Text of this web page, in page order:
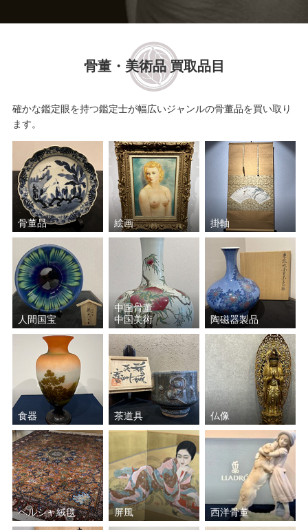
骨董・美術品 買取品目
確かな鑑定眼を持つ鑑定士が幅広いジャンルの骨董品を買い取り
ます。
骨董品 絵画 掛軸
人間国宝
中国骨董
中国美術
陶磁器製品
食器 茶道具 仏像
ペルシャ絨毯 屏風 西洋骨董